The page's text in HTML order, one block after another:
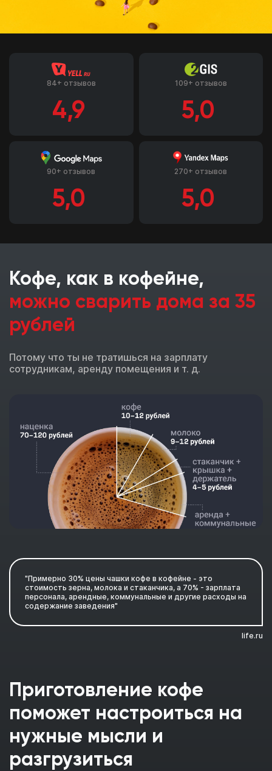
84+ отзывов
4,9
109+ отзывов
5,0
90+ отзывов
5,0
270+ отзывов
5,0
Кофе, как в кофейне,
можно сварить дома за 35
рублей
Потому что ты не тратишься на зарплату
сотрудникам, аренду помещения и т. д.
"Примерно 30% цены чашки кофе в кофейне - это
стоимость зерна, молока и стаканчика, а 70% - зарплата
персонала, арендные, коммунальные и другие расходы на
содержание заведения"
life.ru
Приготовление кофе
поможет настроиться на
нужные мысли и
разгрузиться